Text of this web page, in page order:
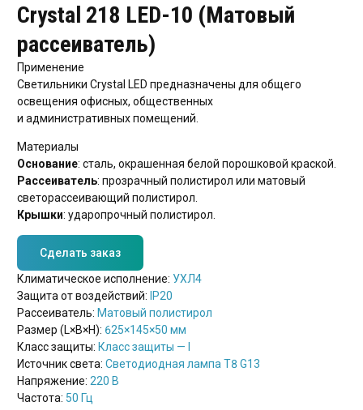
Crystal 218 LED-10 (Матовый
рассеиватель)
Применение
Светильники Crystal LED предназначены для общего
освещения офисных, общественных
и административных помещений.
Материалы
Основание: сталь, окрашенная белой порошковой краской.
Рассеиватель: прозрачный полистирол или матовый
светорассеивающий полистирол.
Крышки: ударопрочный полистирол.
Сделать заказ
Климатическое исполнение: УХЛ4
Защита от воздействий: IP20
Рассеиватель: Матовый полистирол
Размер (L×B×H): 625×145×50 мм
Класс защиты: Класс защиты — I
Источник света: Светодиодная лампа Т8 G13
Напряжение: 220 В
Частота: 50 Гц